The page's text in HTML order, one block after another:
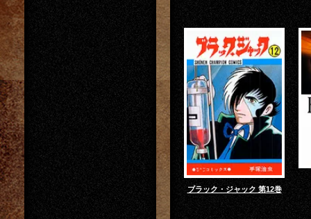
ブラック・ジャック 第12巻